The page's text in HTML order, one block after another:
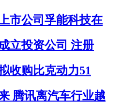
市公司孚能科技在
立投资公司 注册
收购比克动力51
腾讯离汽车行业越